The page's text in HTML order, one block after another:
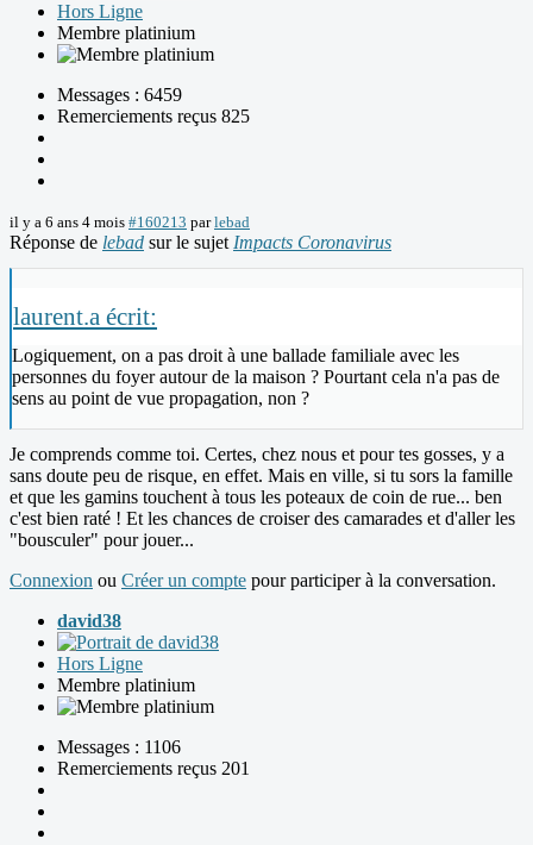
Hors Ligne
Membre platinium
Messages : 6459
Remerciements reçus 825
il y a 6 ans 4 mois #160213 parlebad
Réponse de lebad sur le sujet Impacts Coronavirus
laurent.a écrit:
Logiquement, on a pas droit à une ballade familiale avec les
personnes du foyer autour de la maison ? Pourtant cela n'a pas de
sens au point de vue propagation, non ?
Je comprends comme toi. Certes, chez nous et pour tes gosses, y a
sans doute peu de risque, en effet. Mais en ville, si tu sors la famille
et que les gamins touchent à tous les poteaux de coin de rue... ben
c'est bien raté ! Et les chances de croiser des camarades et d'aller les
"bousculer" pour jouer...
Connexion ou Créer un compte pour participer à la conversation.
david38
Hors Ligne
Membre platinium
Messages : 1106
Remerciements reçus 201